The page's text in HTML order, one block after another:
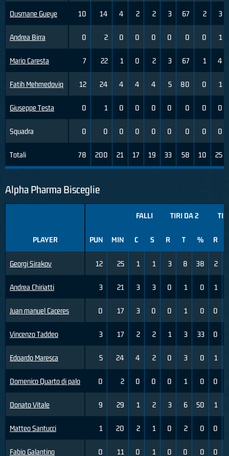
Ousmane Gueye
Andrea Birra
Mario Caresta
Fatih Mehmedoviq
Giuseppe Testa
Squadra
Totali
10 14 4 2 2 3 67 2 3
0 2 0 0 0 0 0 0 1
7 22 1 0 2 3 67 1 4
12 24 4 4 4 5 80 0 1
0 1 0 0 0 0 0 0 0
0 0 0 0 0 0 0 0 0
78 200 21 17 19 33 58 10 25
Alpha Pharma Bisceglie
PLAYER
Georgi Sirakov
Andrea Chiriatti
Juan manuel Caceres
Vincenzo Taddeo
Edoardo Maresca
Domenico Quarto di palo
Donato Vitale
Matteo Santucci
Fabio Galantino
FALLI TIRI DA 2
PUN MIN C S R T % R
12 25 1 1 3 8 38 2
3 21 3 3 0 1 0 1
0 17 3 0 0 1 0 0
3 17 2 2 1 3 33 0
5 24 4 2 0 3 0 1
0 2 0 0 0 1 0 0
9 29 1 2 3 6 50 1
1 20 2 1 0 2 0 0
0 11 0 1 0 0 0 0